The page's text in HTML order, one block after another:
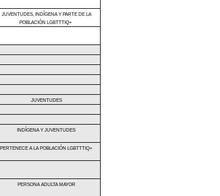
JUVENTUDES, INDÍGENA Y PARTE DE LA
POBLACIÓN LGBTTTIQ+
JUVENTUDES
INDÍGENA Y JUVENTUDES
PERTENECE A LA POBLACIÓN LGBTTTIQ+
PERSONA ADULTA MAYOR